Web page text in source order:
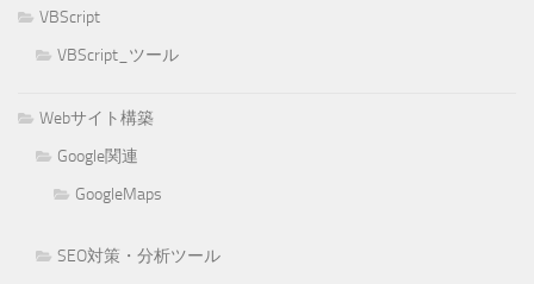
VBScript
VBScript_ツール
Webサイト構築
Google関連
GoogleMaps
SEO対策・分析ツール